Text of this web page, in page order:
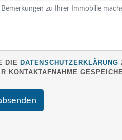
DIE DATENSCHUTZERKLÄRUNG
KONTAKTAFNAHME